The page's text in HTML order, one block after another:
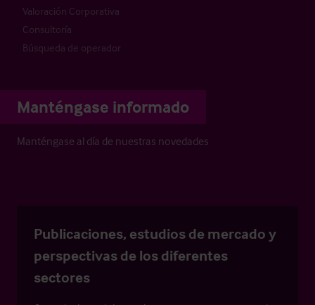
Valoración Corporativa
Consultoría
Búsqueda de operador
Manténgase informado
Manténgase al día de nuestras novedades
Publicaciones, estudios de mercado y
perspectivas de los diferentes
sectores